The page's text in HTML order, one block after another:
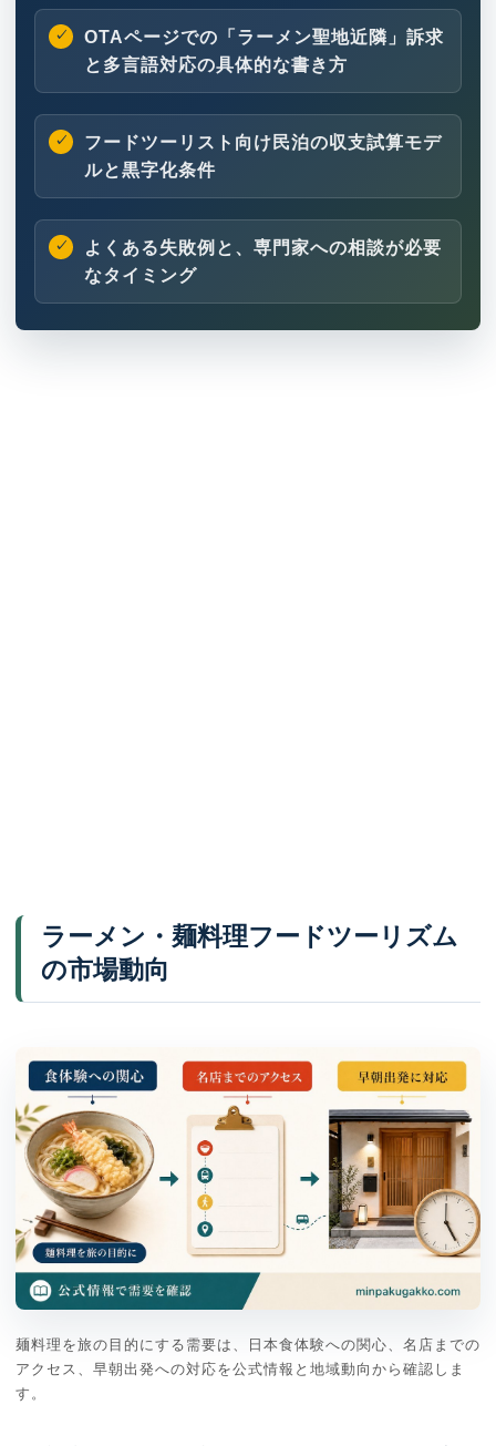
OTAページでの「ラーメン聖地近隣」訴求
と多言語対応の具体的な書き方
フードツーリスト向け民泊の収支試算モデ
ルと黒字化条件
よくある失敗例と、専門家への相談が必要
なタイミング
ラーメン・麺料理フードツーリズム
の市場動向
麺料理を旅の目的にする需要は、日本食体験への関心、名店までの
アクセス、早朝出発への対応を公式情報と地域動向から確認しま
す。